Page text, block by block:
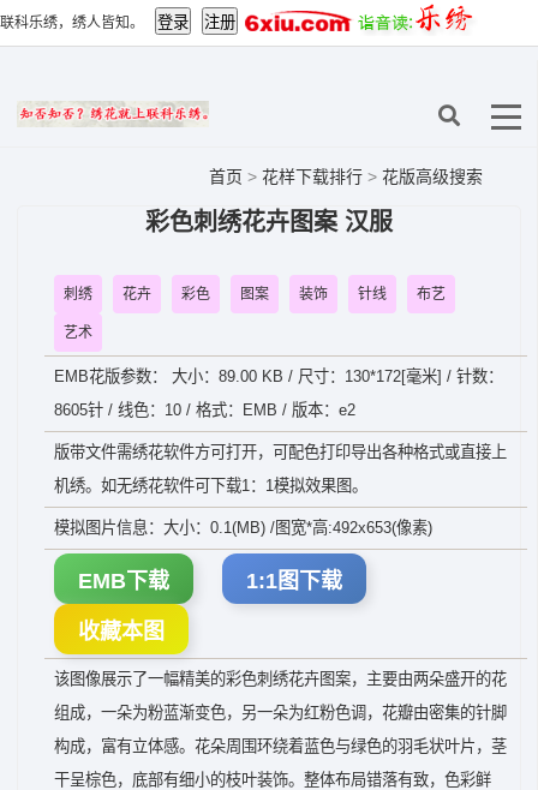
联科乐绣，绣人皆知。
首页 > 花样下载排行 > 花版高级搜索
彩色刺绣花卉图案 汉服
刺绣 花卉 彩色 图案 装饰 针线 布艺
艺术
EMB花版参数： 大小：89.00 KB / 尺寸：130*172[毫米] / 针数：
8605针 / 线色：10 / 格式：EMB / 版本：e2
版带文件需绣花软件方可打开，可配色打印导出各种格式或直接上
机绣。如无绣花软件可下载1：1模拟效果图。
模拟图片信息：大小：0.1(MB) /图宽*高:492x653(像素)
EMB下载 1:1图下载
收藏本图
该图像展示了一幅精美的彩色刺绣花卉图案，主要由两朵盛开的花
组成，一朵为粉蓝渐变色，另一朵为红粉色调，花瓣由密集的针脚
构成，富有立体感。花朵周围环绕着蓝色与绿色的羽毛状叶片，茎
干呈棕色，底部有细小的枝叶装饰。整体布局错落有致，色彩鲜